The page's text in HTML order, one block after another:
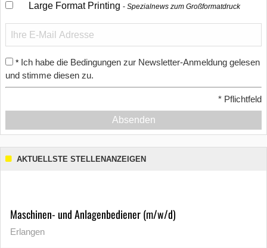
Large Format Printing Spezialnews zum Großformatdruck
* Ich habe die Bedingungen zur Newsletter-Anmeldung gelesen
und stimme diesen zu.
* Pflichtfeld
Absenden
AKTUELLSTE STELLENANZEIGEN
Maschinen- und Anlagenbediener (m/w/d)
Erlangen